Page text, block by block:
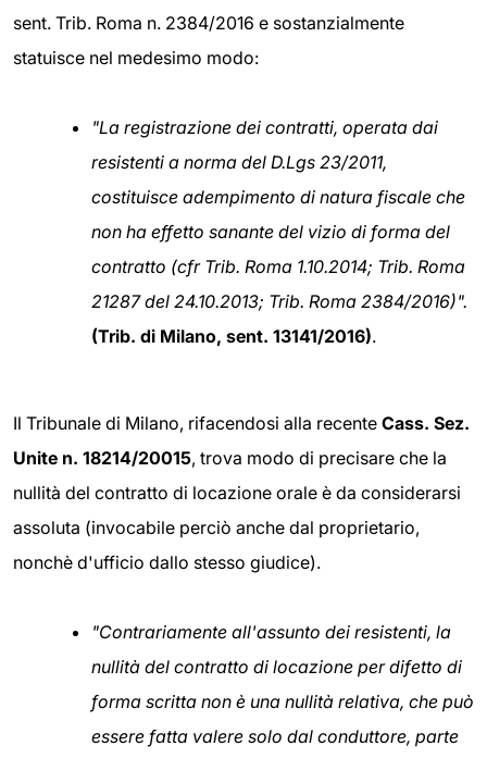
sent. Trib. Roma n. 2384/2016 e sostanzialmente
statuisce nel medesimo modo:
"La registrazione dei contratti, operata dai
resistenti a norma del D.Lgs 23/2011,
costituisce adempimento di natura fiscale che
non ha effetto sanante del vizio di forma del
contratto (cfr Trib. Roma 1.10.2014; Trib. Roma
21287 del 24.10.2013; Trib. Roma 2384/2016)".
(Trib. di Milano, sent. 13141/2016).
Il Tribunale di Milano, rifacendosi alla recente Cass. Sez.
Unite n. 18214/20015, trova modo di precisare che la
nullità del contratto di locazione orale è da considerarsi
assoluta (invocabile perciò anche dal proprietario,
nonchè d'ufficio dallo stesso giudice).
"Contrariamente all'assunto dei resistenti, la
nullità del contratto di locazione per difetto di
forma scritta non è una nullità relativa, che può
essere fatta valere solo dal conduttore, parte